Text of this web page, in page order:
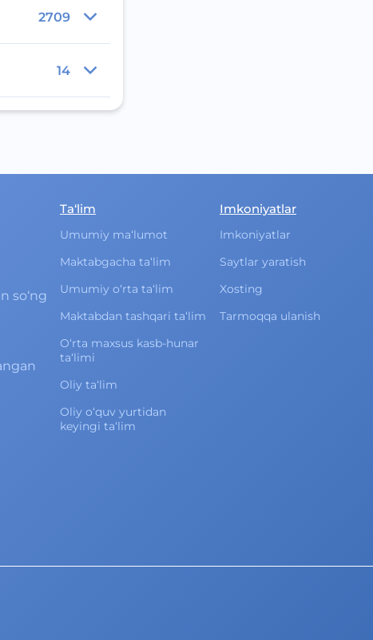
2709
14
so‘ng
Ta‘lim
Umumiy ma‘lumot
Maktabgacha ta‘lim
Umumiy o‘rta ta‘lim
Maktabdan tashqari ta‘lim
O‘rta maxsus kasb-hunar
ta‘limi
Oliy ta‘lim
Oliy o‘quv yurtidan
keyingi ta‘lim
Imkoniyatlar
Imkoniyatlar
Saytlar yaratish
Xosting
Tarmoqqa ulanish